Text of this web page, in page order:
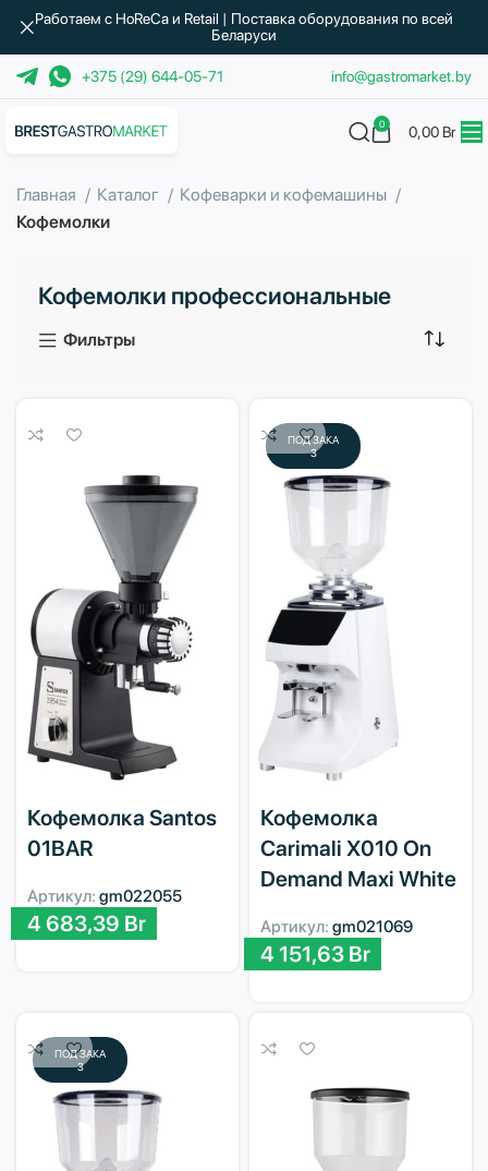
+375 (29) 644-05-71 info@gastromarket.by
0 0,00 Br
Главная Каталог
Кофеварки и кофемашины
Кофемолки
Кофемолки профессиональные
Фильтры
Кофемолка Santos
01BAR
Артикул: gm022055
4 683,39 Br
ПОД ЗАКА
З
Кофемолка
Carimali X010 On
Demand Maxi White
Артикул: gm021069
4 151,63 Br
ПОД ЗАКА
З
Работаем с HoReCa и Retail | Поставка оборудования по всей
Беларуси